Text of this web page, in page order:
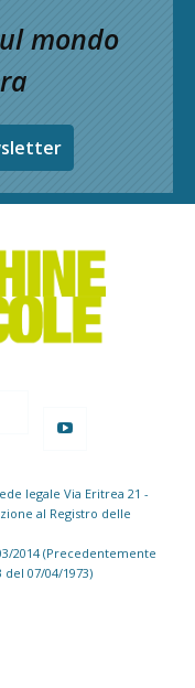
mondo
legale Via Eritrea 21 -
al Registro delle
2014 (Precedentemente
07/04/1973)